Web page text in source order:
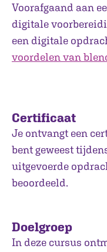
Voorafgaand aan
digitale
een digitale
voordelen van
Certificaat
Je ontvangt een
bent geweest
uitgevoerde
beoordeeld.
Doelgroep
In deze cursus